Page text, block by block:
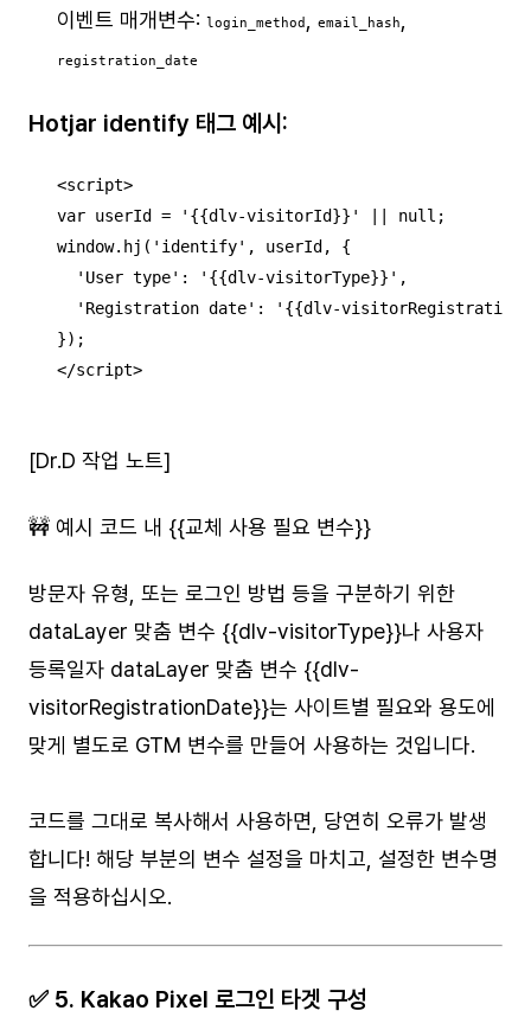
이벤트 매개변수: login_method email_hash
registration_date
Hotjar identify 태그 예시:
<script>
var userId = '{{dlv-visitorId}}' || null;
window.hj('identify', userId, {
  'User type': '{{dlv-visitorType}}',
'Registration date': '{{dlv-
});
</script>
[Dr.D 작업 노트]
🚧 예시 코드 내 {{교체 사용 필요 변수}}
방문자 유형, 또는 로그인 방법 등을 구분하기 위한
dataLayer 맞춤 변수 {{dlv-visitorType}}나 사용자
등록일자 dataLayer 맞춤 변수 {{dlv-
visitorRegistrationDate}}는 사이트별 필요와 용도에
맞게 별도로 GTM 변수를 만들어 사용하는 것입니다.
코드를 그대로 복사해서 사용하면, 당연히 오류가 발생
합니다! 해당 부분의 변수 설정을 마치고, 설정한 변수명
을 적용하십시오.
✅ 5. Kakao Pixel 로그인 타겟 구성